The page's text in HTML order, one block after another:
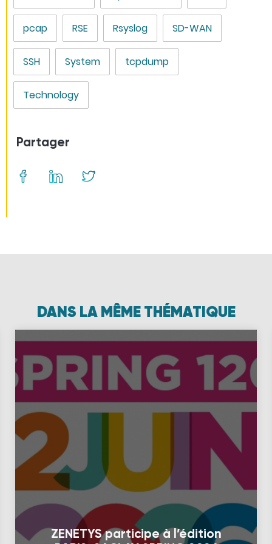
pcap RSE Rsyslog SD-WAN
SSH System tcpdump
Technology
Partager
DANS LA MÊME THÉMATIQUE
ZENETYS participe à l’édition